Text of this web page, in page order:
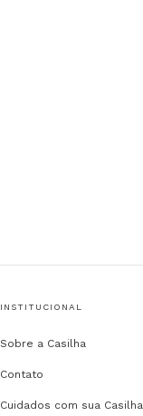
INSTITUCIONAL
Sobre a Casilha
Contato
Cuidados com sua Casilha